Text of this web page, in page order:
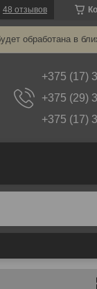
48 отзывов
обработана в
+375 (17)
+375 (29)
+375 (17)